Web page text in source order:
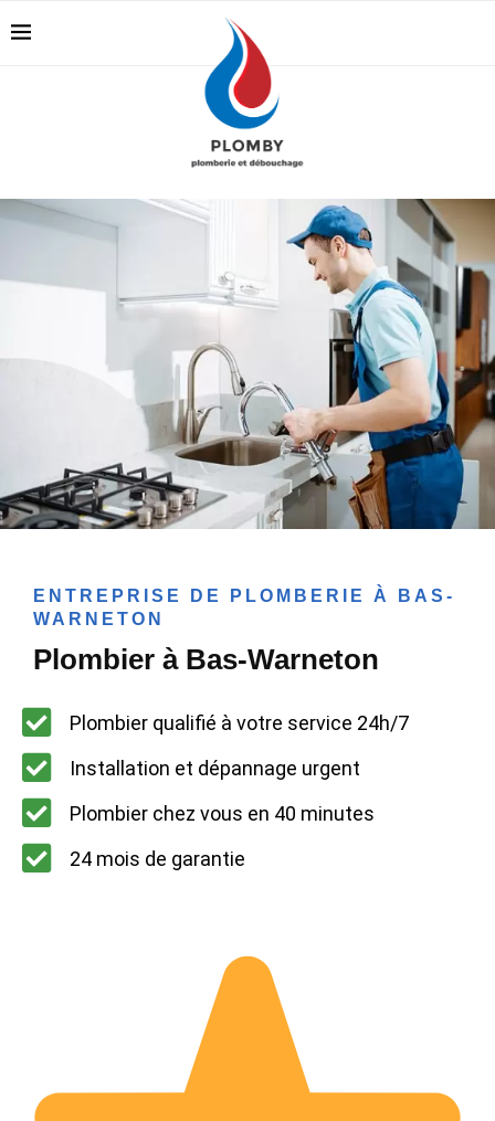
ENTREPRISE DE PLOMBERIE À BAS-
WARNETON
Plombier à Bas-Warneton
Plombier qualifié à votre service 24h/7
Installation et dépannage urgent
Plombier chez vous en 40 minutes
24 mois de garantie